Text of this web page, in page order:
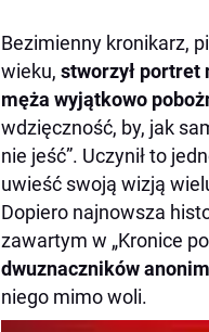
Bezimienny kronikarz,
wieku, stworzył portret
męża wyjątkowo
wdzięczność, by, jak
nie jeść”. Uczynił to
uwieść swoją wizją
Dopiero najnowsza
zawartym w „Kronice
dwuznaczników
niego mimo woli.